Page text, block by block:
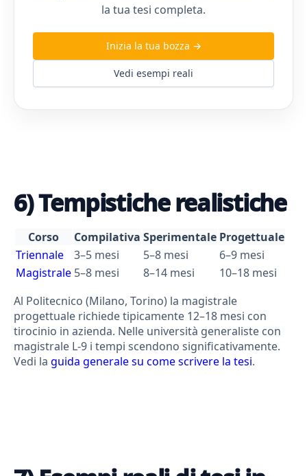
la tua tesi completa.
Inizia la tua bozza →
Vedi esempi reali
6) Tempistiche realistiche
Corso Compilativa Sperimentale Progettuale
Triennale
3–5 mesi 5–8 mesi
6–9 mesi
Magistrale 5–8 mesi 8–14 mesi
10–18 mesi
Al Politecnico (Milano, Torino) la magistrale
progettuale richiede tipicamente 12–18 mesi con
tirocinio in azienda. Nelle università generaliste con
magistrale L-9 i tempi scendono significativamente.
Vedi la guida generale su come scrivere la tesi.